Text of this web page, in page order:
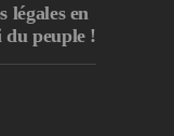
légales en
du peuple !